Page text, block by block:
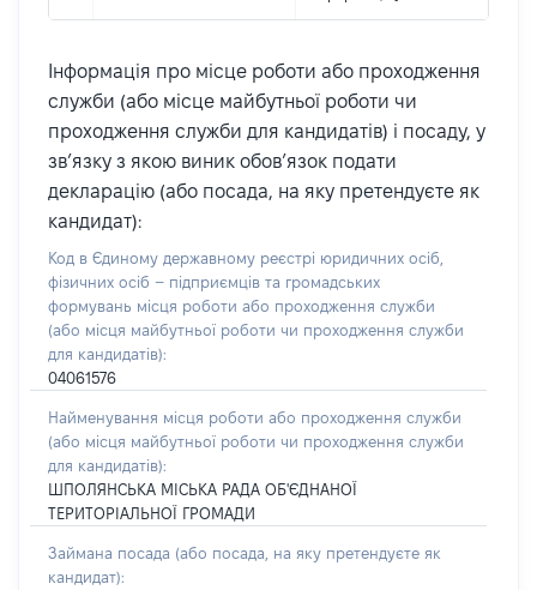
Інформація про місце роботи або проходження
служби (або місце майбутньої роботи чи
проходження служби для кандидатів) і посаду, у
зв’язку з якою виник обов’язок подати
декларацію (або посада, на яку претендуєте як
кандидат):
Код в Єдиному державному реєстрі юридичних осіб,
фізичних осіб – підприємців та громадських
формувань місця роботи або проходження служби
(або місця майбутньої роботи чи проходження служби
для кандидатів):
04061576
Найменування місця роботи або проходження служби
(або місця майбутньої роботи чи проходження служби
для кандидатів):
ШПОЛЯНСЬКА МІСЬКА РАДА ОБ'ЄДНАНОЇ
ТЕРИТОРІАЛЬНОЇ ГРОМАДИ
Займана посада (або посада, на яку претендуєте як
кандидат):